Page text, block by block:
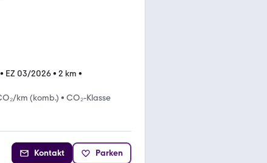
• EZ 03/2026• 2 km •
km (komb.) • CO₂-Klasse
Kontakt Parken